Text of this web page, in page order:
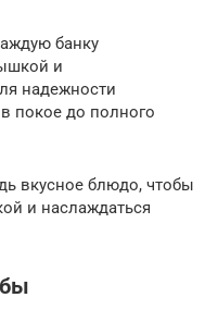
банку
и
надежности
покое до полного
вкусное блюдо, чтобы
и наслаждаться